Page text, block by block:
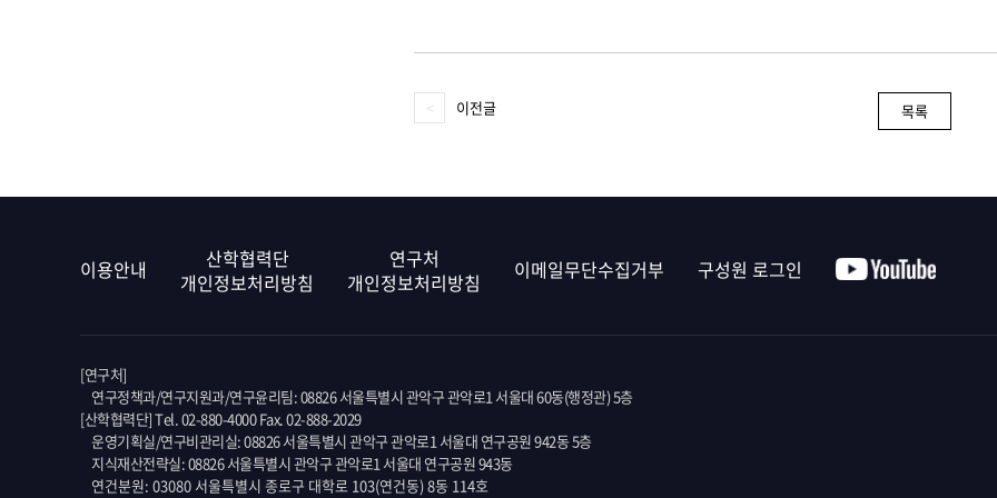
이전글 목록
이용안내
산학협력단
개인정보처리방침
연구처
개인정보처리방침
이메일무단수집거부 구성원 로그인
[연구처]
연구정책과/연구지원과/연구윤리팀: 08826 서울특별시 관악구 관악로1 서울대 60동(행정관) 5층
[산학협력단] Tel. 02-880-4000 Fax. 02-888-2029
운영기획실/연구비관리실: 08826 서울특별시 관악구 관악로1 서울대 연구공원 942동 5층
지식재산전략실: 08826 서울특별시 관악구 관악로1 서울대 연구공원 943동
연건분원: 03080 서울특별시 종로구 대학로 103(연건동) 8동 114호